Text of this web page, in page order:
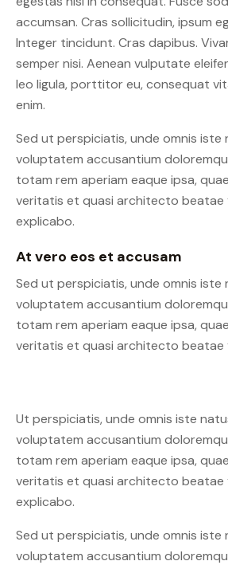
accumsan. Cras sollicitudin, ipsum
Integer tincidunt. Cras dapibus.
semper nisi. Aenean vulputate
leo ligula, porttitor eu, consequat
enim.
Sed ut perspiciatis, unde omnis iste
voluptatem accusantium
totam rem aperiam eaque ipsa,
veritatis et quasi architecto beatae
explicabo.
At vero eos et accusam
Sed ut perspiciatis, unde omnis iste
voluptatem accusantium
totam rem aperiam eaque ipsa,
veritatis et quasi architecto beatae
Ut perspiciatis, unde omnis iste
voluptatem accusantium
totam rem aperiam eaque ipsa,
veritatis et quasi architecto beatae
explicabo.
Sed ut perspiciatis, unde omnis iste
voluptatem accusantium